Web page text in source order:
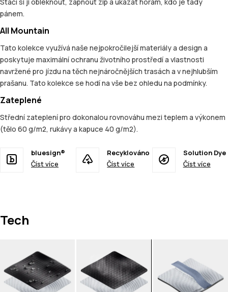
pánem.
All Mountain
Tato kolekce využívá naše nejpokročilejší materiály a design a
poskytuje maximální ochranu životního prostředí a vlastnosti
navržené pro jízdu na těch nejnáročnějších trasách a v nejhlubším
prašanu. Tato kolekce se hodí na vše bez ohledu na podmínky.
Zateplené
Střední zateplení pro dokonalou rovnováhu mezi teplem a výkonem
(tělo 60 g/m2, rukávy a kapuce 40 g/m2).
bluesign®
Číst více
Recyklováno
Číst více
Solution Dye
Číst více
Tech